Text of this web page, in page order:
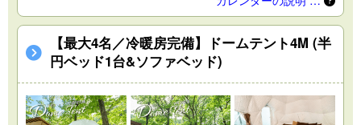
【最大4名／冷暖房完備】ドームテント4M (半
円ベッド1台&ソファベッド)